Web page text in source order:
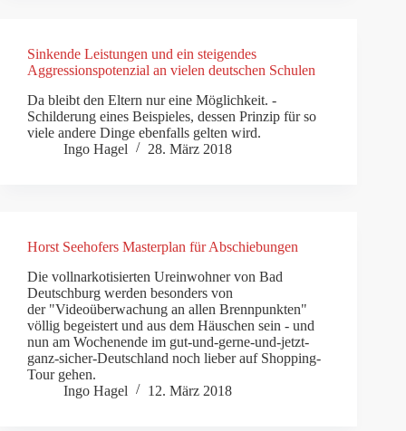
Sinkende Leistungen und ein steigendes
Aggressionspotenzial an vielen deutschen Schulen
Da bleibt den Eltern nur eine Möglichkeit. -
Schilderung eines Beispieles, dessen Prinzip für so
viele andere Dinge ebenfalls gelten wird.
Ingo Hagel
28. März 2018
Horst Seehofers Masterplan für Abschiebungen
Die vollnarkotisierten Ureinwohner von Bad
Deutschburg werden besonders von
der "Videoüberwachung an allen Brennpunkten"
völlig begeistert und aus dem Häuschen sein - und
nun am Wochenende im gut-und-gerne-und-jetzt-
ganz-sicher-Deutschland noch lieber auf Shopping-
Tour gehen.
Ingo Hagel
12. März 2018